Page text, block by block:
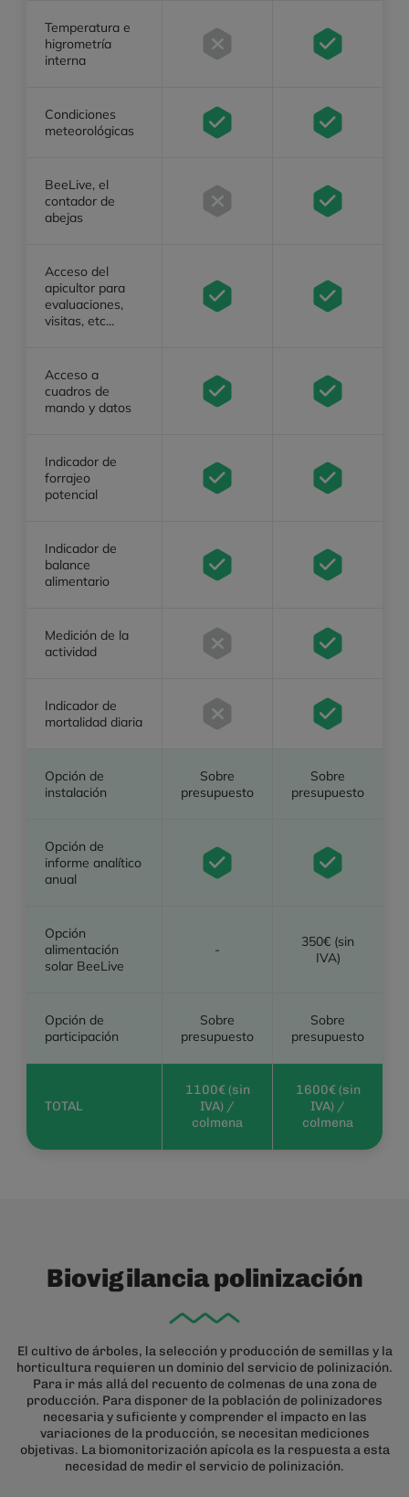
Temperatura e
higrometría
interna
Condiciones
meteorológicas
BeeLive, el
contador de
abejas
Acceso del
apicultor para
evaluaciones,
visitas, etc...
Acceso a
cuadros de
mando y datos
Indicador de
forrajeo
potencial
Indicador de
balance
alimentario
Medición de la
actividad
Indicador de
mortalidad diaria
Opción de
instalación
Sobre
presupuesto
Sobre
presupuesto
Opción de
informe analítico
anual
Opción
alimentación
solar BeeLive
-
350€ (sin
IVA)
Opción de
participación
Sobre
presupuesto
Sobre
presupuesto
TOTAL
1100€ (sin
IVA) /
colmena
1600€ (sin
IVA) /
colmena
Biovigilancia polinización
El cultivo de árboles, la selección y producción de semillas y la
horticultura requieren un dominio del servicio de polinización.
Para ir más allá del recuento de colmenas de una zona de
producción. Para disponer de la población de polinizadores
necesaria y suficiente y comprender el impacto en las
variaciones de la producción, se necesitan mediciones
objetivas. La biomonitorización apícola es la respuesta a esta
necesidad de medir el servicio de polinización.